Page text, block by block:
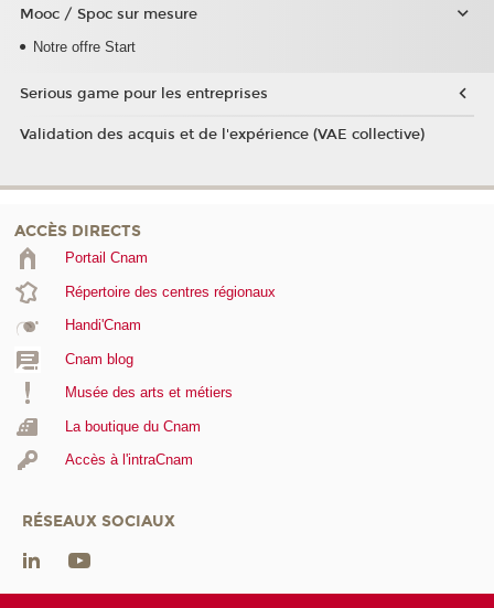
Mooc / Spoc sur mesure
Notre offre Start
Serious game pour les entreprises
Validation des acquis et de l'expérience (VAE collective)
ACCÈS DIRECTS
Portail Cnam
Répertoire des centres régionaux
Handi'Cnam
Cnam blog
Musée des arts et métiers
La boutique du Cnam
Accès à l'intraCnam
RÉSEAUX SOCIAUX